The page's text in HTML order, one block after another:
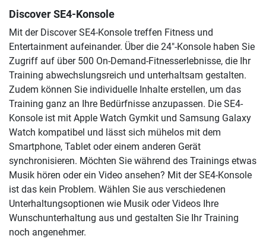
Discover SE4-Konsole
Mit der Discover SE4-Konsole treffen Fitness und
Entertainment aufeinander. Über die 24″-Konsole haben Sie
Zugriff auf über 500 On-Demand-Fitnesserlebnisse, die Ihr
Training abwechslungsreich und unterhaltsam gestalten.
Zudem können Sie individuelle Inhalte erstellen, um das
Training ganz an Ihre Bedürfnisse anzupassen. Die SE4-
Konsole ist mit Apple Watch Gymkit und Samsung Galaxy
Watch kompatibel und lässt sich mühelos mit dem
Smartphone, Tablet oder einem anderen Gerät
synchronisieren. Möchten Sie während des Trainings etwas
Musik hören oder ein Video ansehen? Mit der SE4-Konsole
ist das kein Problem. Wählen Sie aus verschiedenen
Unterhaltungsoptionen wie Musik oder Videos Ihre
Wunschunterhaltung aus und gestalten Sie Ihr Training
noch angenehmer.